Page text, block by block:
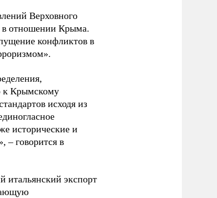
Верховного
в отношении Крыма.
конфликтов в
к Крымскому
исходя из
исторические и
– говорится в
итальянский экспорт